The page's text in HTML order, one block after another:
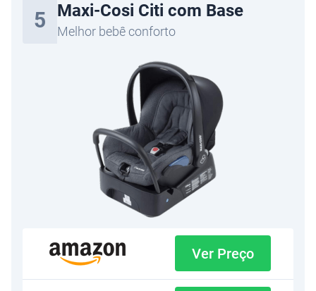
5 Maxi-Cosi Citi com Base
Melhor bebê conforto
Ver Preço